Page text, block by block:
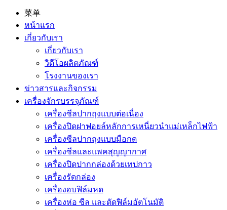
菜单
หน้าแรก
เกี่ยวกับเรา
เกี่ยวกับเรา
วิดีโอผลิตภัณฑ์
โรงงานของเรา
ข่าวสารและกิจกรรม
เครื่องจักรบรรจุภัณฑ์
เครื่องซีลปากถุงแบบต่อเนื่อง
เครื่องปิดฝาฟอยล์หลักการเหนี่ยวนำแม่เหล็กไฟฟ้า
เครื่องซีลปากถุงแบบมือกด
เครื่องซีลและแพคสุญญากาศ
เครื่องปิดปากกล่องด้วยเทปกาว
เครื่องรัดกล่อง
เครื่องอบฟิล์มหด
เครื่องห่อ ซีล และตัดฟิล์มอัตโนมัติ